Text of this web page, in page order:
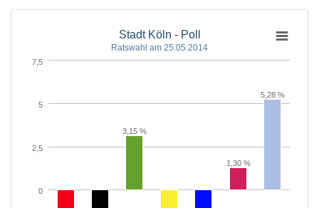
Stadt Köln - Poll
Ratswahl am 25.05.2014
3,15 %
1,30 %
5,28 %
0
2,5
5
7,5